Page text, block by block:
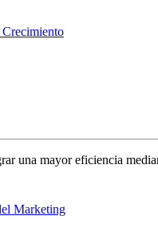
una mayor eficiencia
Marketing